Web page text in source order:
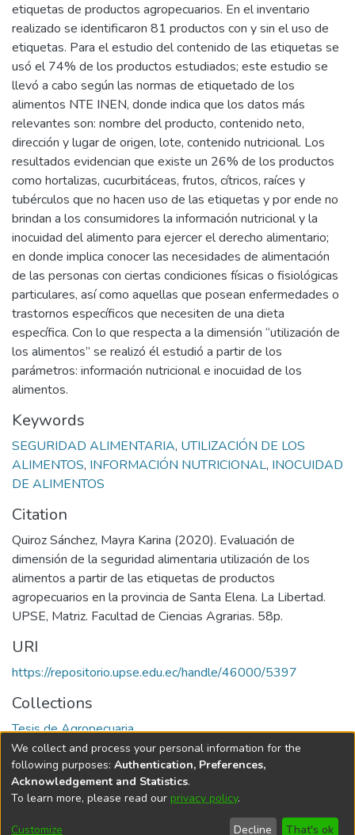
etiquetas de productos agropecuarios. En el inventario
realizado se identificaron 81 productos con y sin el uso de
etiquetas. Para el estudio del contenido de las etiquetas se
usó el 74% de los productos estudiados; este estudio se
llevó a cabo según las normas de etiquetado de los
alimentos NTE INEN, donde indica que los datos más
relevantes son: nombre del producto, contenido neto,
dirección y lugar de origen, lote, contenido nutricional. Los
resultados evidencian que existe un 26% de los productos
como hortalizas, cucurbitáceas, frutos, cítricos, raíces y
tubérculos que no hacen uso de las etiquetas y por ende no
brindan a los consumidores la información nutricional y la
inocuidad del alimento para ejercer el derecho alimentario;
en donde implica conocer las necesidades de alimentación
de las personas con ciertas condiciones físicas o fisiológicas
particulares, así como aquellas que posean enfermedades o
trastornos específicos que necesiten de una dieta
específica. Con lo que respecta a la dimensión “utilización de
los alimentos” se realizó él estudió a partir de los
parámetros: información nutricional e inocuidad de los
alimentos.
Keywords
SEGURIDAD ALIMENTARIA, UTILIZACIÓN DE LOS
ALIMENTOS, INFORMACIÓN NUTRICIONAL, INOCUIDAD
DE ALIMENTOS
Citation
Quiroz Sánchez, Mayra Karina (2020). Evaluación de
dimensión de la seguridad alimentaria utilización de los
alimentos a partir de las etiquetas de productos
agropecuarios en la provincia de Santa Elena. La Libertad.
UPSE, Matriz. Facultad de Ciencias Agrarias. 58p.
URI
https://repositorio.upse.edu.ec/handle/46000/5397
Collections
Tesis de Agropecuaria
Full item page
DSpace softwarecopyright © 2002-2026
Cookie
End User
Send
We collect and process your personal information for the
following purposes: Authentication, Preferences,
Acknowledgement and Statistics.
To learn more, please read our privacy policy.
Customize Decline That's ok